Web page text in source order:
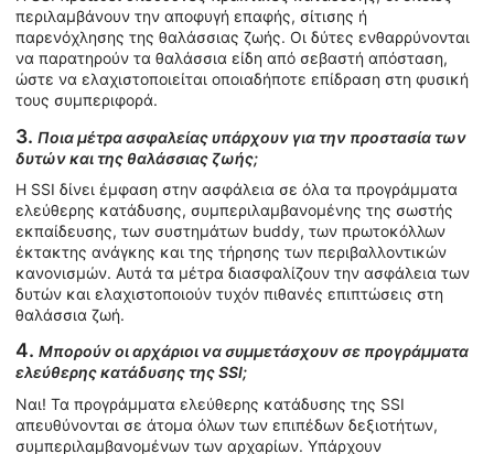
περιλαμβάνουν την αποφυγή επαφής, σίτισης ή
παρενόχλησης της θαλάσσιας ζωής. Οι δύτες ενθαρρύνονται
να παρατηρούν τα θαλάσσια είδη από σεβαστή απόσταση,
ώστε να ελαχιστοποιείται οποιαδήποτε επίδραση στη φυσική
τους συμπεριφορά.
3. Ποια μέτρα ασφαλείας υπάρχουν για την προστασία των
δυτών και της θαλάσσιας ζωής;
Η SSI δίνει έμφαση στην ασφάλεια σε όλα τα προγράμματα
ελεύθερης κατάδυσης, συμπεριλαμβανομένης της σωστής
εκπαίδευσης, των συστημάτων buddy, των πρωτοκόλλων
έκτακτης ανάγκης και της τήρησης των περιβαλλοντικών
κανονισμών. Αυτά τα μέτρα διασφαλίζουν την ασφάλεια των
δυτών και ελαχιστοποιούν τυχόν πιθανές επιπτώσεις στη
θαλάσσια ζωή.
4. Μπορούν οι αρχάριοι να συμμετάσχουν σε προγράμματα
ελεύθερης κατάδυσης της SSI;
Ναι! Τα προγράμματα ελεύθερης κατάδυσης της SSI
απευθύνονται σε άτομα όλων των επιπέδων δεξιοτήτων,
συμπεριλαμβανομένων των αρχαρίων. Υπάρχουν